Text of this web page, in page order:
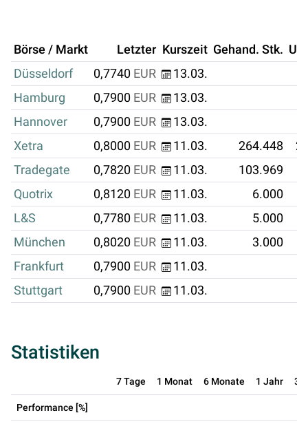
Börse / Markt Letzter Kurszeit Gehand. Stk.
Düsseldorf
0,7740 EUR
13.03.
Hamburg
0,7900 EUR
13.03.
Hannover
0,7900 EUR
13.03.
Xetra
0,8000 EUR 11.03. 264.448
Tradegate
0,7820 EUR 11.03. 103.969
Quotrix
0,8120 EUR 11.03.
6.000
L&S
0,7780 EUR 11.03.
5.000
München
0,8020 EUR 11.03.
3.000
Frankfurt
0,7900 EUR
11.03.
Stuttgart
0,7900 EUR 11.03.
Statistiken
7 Tage 1 Monat 6 Monate 1 Jahr 3
Performance [%]